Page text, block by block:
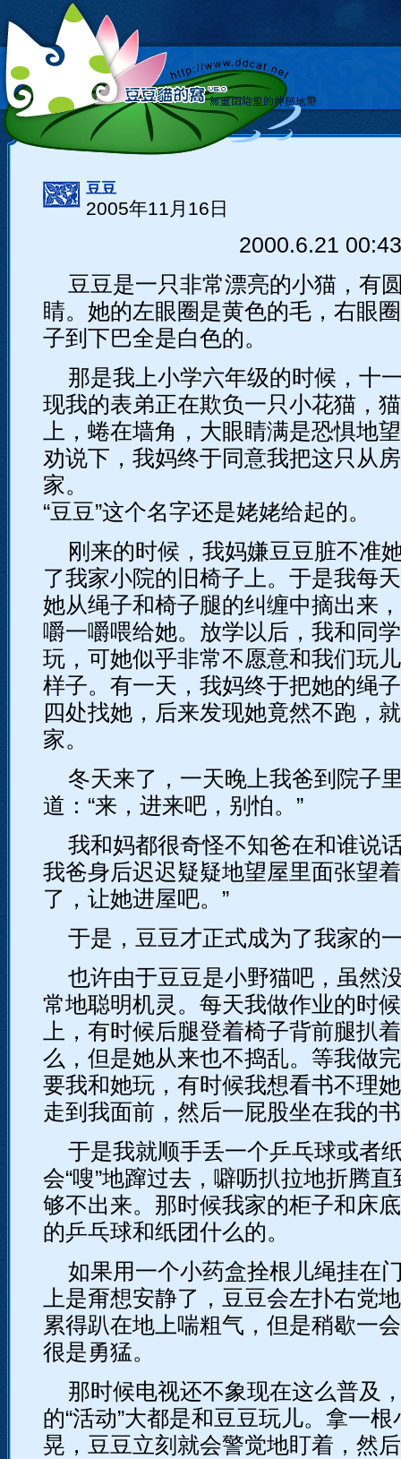
豆豆
2005年11月16日
2000.6.21
豆豆是一只非常漂亮的小猫，有
睛。她的左眼圈是黄色的毛，右眼
子到下巴全是白色的。
那是我上小学六年级的时候，十
现我的表弟正在欺负一只小花猫，
上，蜷在墙角，大眼睛满是恐惧地
劝说下，我妈终于同意我把这只从
家。
“豆豆”这个名字还是姥姥给起的。
刚来的时候，我妈嫌豆豆脏不准
了我家小院的旧椅子上。于是我每
她从绳子和椅子腿的纠缠中摘出来
嚼一嚼喂给她。放学以后，我和同
玩，可她似乎非常不愿意和我们玩
样子。有一天，我妈终于把她的绳
四处找她，后来发现她竟然不跑，
家。
冬天来了，一天晚上我爸到院子
道：“来，进来吧，别怕。”
我和妈都很奇怪不知爸在和谁说
我爸身后迟迟疑疑地望屋里面张望
了，让她进屋吧。”
于是，豆豆才正式成为了我家的
也许由于豆豆是小野猫吧，虽然
常地聪明机灵。每天我做作业的时
上，有时候后腿登着椅子背前腿扒
么，但是她从来也不捣乱。等我做
要我和她玩，有时候我想看书不理
走到我面前，然后一屁股坐在我的
于是我就顺手丢一个乒乓球或者
会“嗖”地蹿过去，噼呖扒拉地折腾
够不出来。那时候我家的柜子和床
的乒乓球和纸团什么的。
如果用一个小药盒拴根儿绳挂在
上是甭想安静了，豆豆会左扑右党
累得趴在地上喘粗气，但是稍歇一
很是勇猛。
那时候电视还不象现在这么普及
的“活动”大都是和豆豆玩儿。拿一
晃，豆豆立刻就会警觉地盯着，然